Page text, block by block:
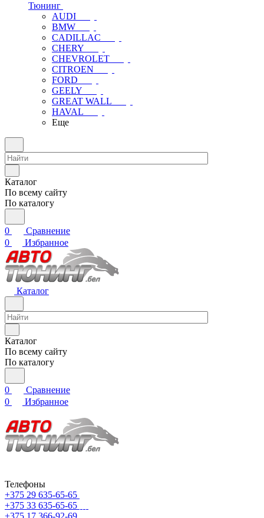
Тюнинг
AUDI
BMW
CADILLAC
CHERY
CHEVROLET
CITROEN
FORD
GEELY
GREAT WALL
HAVAL
Еще
Каталог
По всему сайту
По каталогу
0
Сравнение
0
Избранное
Каталог
Каталог
По всему сайту
По каталогу
0
Сравнение
0
Избранное
Телефоны
+375 29 635-65-65
+375 33 635-65-65
+375 17 366-92-69